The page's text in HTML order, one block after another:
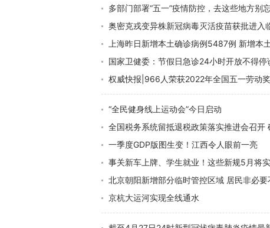
多部门部署“五一”疫情防控，去这些地方别
奥密克戎变异株新冠病毒灭活疫苗获批进入
上海昨日新增本土确诊病例5487例 新增本
国家卫健委：节假日急诊24小时开放不得停
权威快报|966人荣获2022年全国五一劳动
“全民健身线上运动会”今日启动
全国税务系统留抵退税政策落实推进会召
一季度GDP版图生变！江西令人眼前一亮
事关新车上牌、学生就业！这些新规5月将
北京朝阳新增部分临时管控区域 居民非必要
京杭大运河实现全线通水